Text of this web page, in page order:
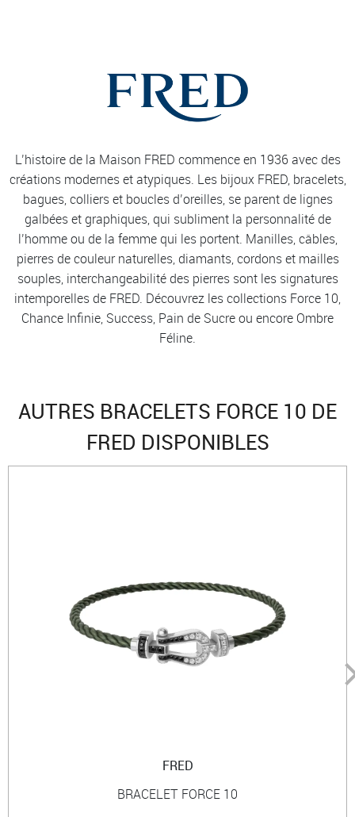
L’histoire de la Maison FRED commence en 1936 avec des
créations modernes et atypiques. Les bijoux FRED, bracelets,
bagues, colliers et boucles d’oreilles, se parent de lignes
galbées et graphiques, qui subliment la personnalité de
l’homme ou de la femme qui les portent. Manilles, câbles,
pierres de couleur naturelles, diamants, cordons et mailles
souples, interchangeabilité des pierres sont les signatures
intemporelles de FRED. Découvrez les collections Force 10,
Chance Infinie, Success, Pain de Sucre ou encore Ombre
Féline.
AUTRES BRACELETS FORCE 10 DE
FRED DISPONIBLES
FRED
BRACELET FORCE 10